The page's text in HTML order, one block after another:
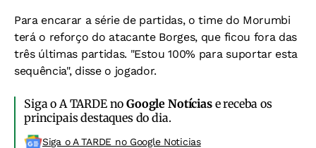
Para encarar a série de partidas, o time do Morumbi
terá o reforço do atacante Borges, que ficou fora das
três últimas partidas. "Estou 100% para suportar esta
sequência", disse o jogador.
Siga o A TARDE noGoogle Notíciase receba os
principais destaques do dia.
Siga o A TARDE no Google Noticias